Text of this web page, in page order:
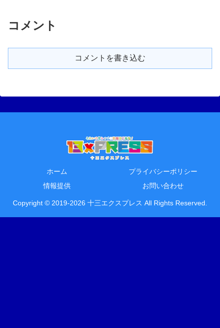
コメント
コメントを書き込む
ホーム
プライバシーポリシー
情報提供
お問い合わせ
Copyright © 2019-2026 十三エクスプレス All Rights Reserved.